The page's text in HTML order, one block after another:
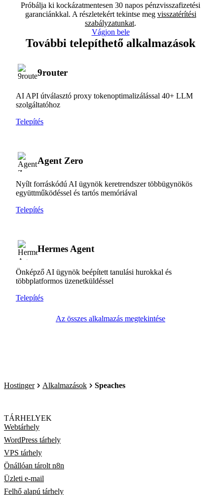
Próbálja ki kockázatmentesen 30 napos pénzvisszafizetési
garanciánkkal. A részletekért tekintse meg visszatérítési
szabályzatunkat.
Vágjon bele
További telepíthető alkalmazások
9router
AI API útválasztó proxy tokenoptimalizálással 40+ LLM
szolgáltatóhoz
Telepítés
Agent Zero
Nyílt forráskódú AI ügynök keretrendszer többügynökös
együttműködéssel és tartós memóriával
Telepítés
Hermes Agent
Önképző AI ügynök beépített tanulási hurokkal és
többplatformos üzenetküldéssel
Telepítés
Az összes alkalmazás megtekintése
Hostinger Alkalmazások Speaches
TÁRHELYEK
Webtárhely
WordPress tárhely
VPS tárhely
Önállóan tárolt n8n
Üzleti e-mail
Felhő alapú tárhely